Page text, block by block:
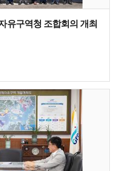
유구역청 조합회의 개최